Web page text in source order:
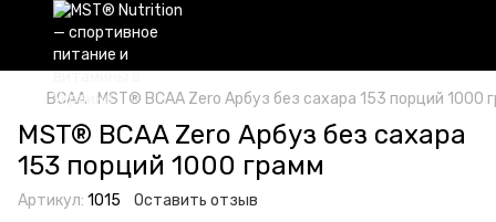
BCAA MST® BCAA Zero Арбуз без сахара 153 порций 1000
MST® BCAA Zero Арбуз без сахара
153 порций 1000 грамм
Артикул: 1015 Оставить отзыв